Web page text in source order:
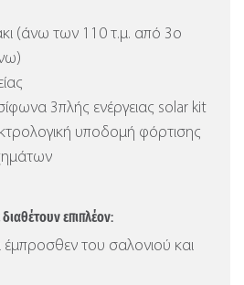
(άνω των 110 τ.μ. από 3ο
3πλής ενέργειας solar kit
υποδομή φόρτισης
επιπλέον:
έμπροσθεν του σαλονιού και